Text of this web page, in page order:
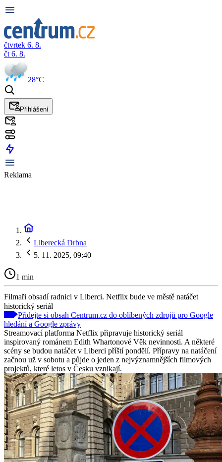
čtvrtek 6. 8.
čt 6. 8.
28°C
Přihlášení
Reklama
Liberecká Drbna
5. 11. 2025, 09:40
1 min
Filmaři obsadí radnici v Liberci. Netflix bude ve městě natáčet
historický seriál
Přidejte si obsah Centrum.cz do oblíbených zdrojů pro Google
hledání a Google zprávy
Streamovací platforma Netflix připravuje historický seriál
inspirovaný románem Edith Whartonové Věk nevinnosti. A některé
scény se budou natáčet v Liberci příští pondělí. Přípravy na natáčení
začnou už v sobotu a půjde o jeden z nejvýznamnějších filmových
projektů, které letos v Česku vznikají.